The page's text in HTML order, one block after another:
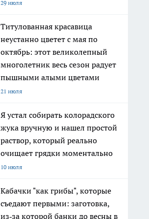
29 июля
Титулованная красавица
неустанно цветет с мая по
октябрь: этот великолепный
многолетник весь сезон радует
пышными алыми цветами
21 июля
Я устал собирать колорадского
жука вручную и нашел простой
раствор, который реально
очищает грядки моментально
10 июля
Кабачки "как грибы", которые
съедают первыми: заготовка,
из‑за которой банки до весны в